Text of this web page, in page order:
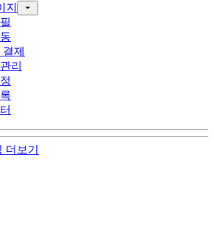
지
제
리
더보기